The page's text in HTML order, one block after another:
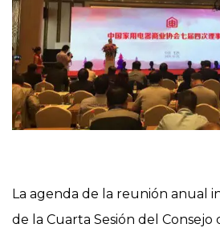
La agenda de la reunión anual
de la Cuarta Sesión del Consejo